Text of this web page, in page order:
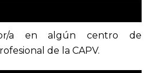
a en algún centro de
de la CAPV.